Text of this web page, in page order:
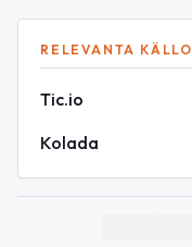
RELEVANTA
Tic.io
Kolada